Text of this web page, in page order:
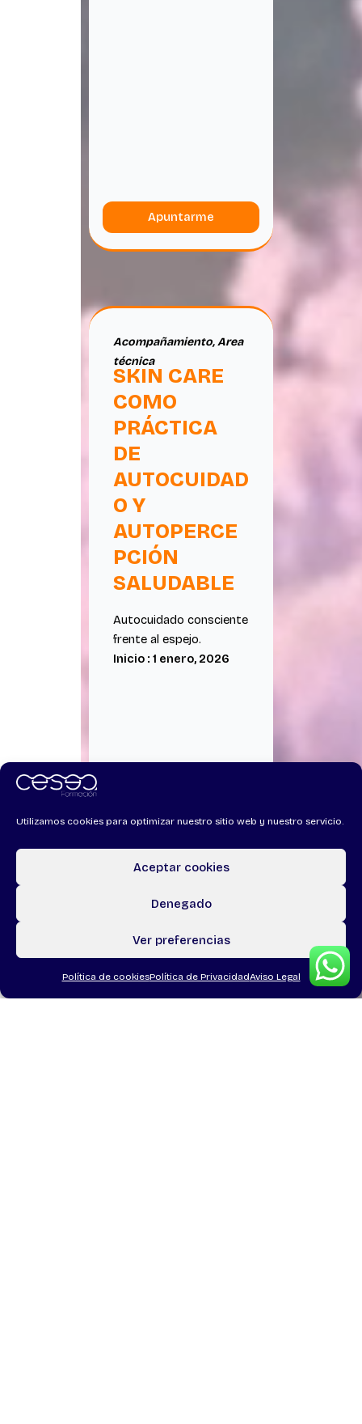
Utilizamos cookies para optimizar nuestro sitio web y nuestro servicio.
Aceptar cookies
Denegado
Ver preferencias
Política de cookiesPolítica de PrivacidadAviso Legal
Apuntarme
Acompañamiento,Area
técnica
SKIN CARE
COMO
PRÁCTICA
DE
AUTOCUIDAD
O Y
AUTOPERCE
PCIÓN
SALUDABLE
Autocuidado consciente
frente al espejo.
Inicio : 1 enero, 2026